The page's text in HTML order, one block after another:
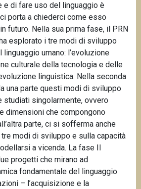
e di fare uso del linguaggio è
porta a chiederci come esso
futuro. Nella sua prima fase, il PRN
esplorato i tre modi di sviluppo
umano: l’evoluzione
culturale della tecnologia e delle
linguistica. Nella seconda
una parte questi modi di sviluppo
studiati singolarmente, ovvero
dimensioni che compongono
parte, ci si sofferma anche
tre modi di sviluppo e sulla capacità
a vicenda. La fase II
progetti che mirano ad
fondamentale del linguaggio
– l’acquisizione e la